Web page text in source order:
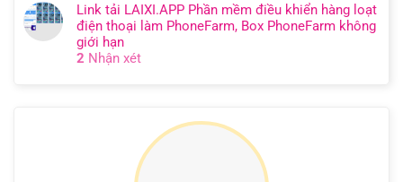
Link tải LAIXI.APP Phần mềm điều khiển hàng loạt
điện thoại làm PhoneFarm, Box PhoneFarm không
giới hạn
2 Nhận xét